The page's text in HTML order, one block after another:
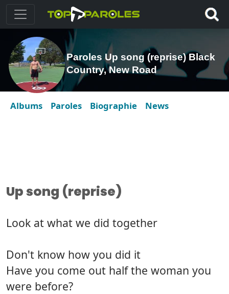
Paroles Up song (reprise) Black
Country, New Road
Albums Paroles Biographie News
Up song (reprise)
Look at what we did together
Don't know how you did it
Have you come out half the woman you
were before?